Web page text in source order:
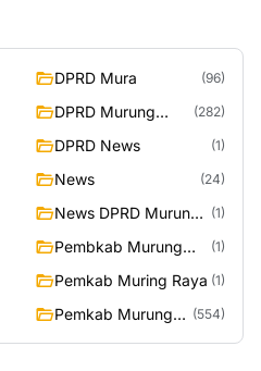
DPRD Mura (96)
DPRD Murung
Raya
(282)
DPRD News (1)
News (24)
News DPRD Murung
Raya
(1)
Pembkab Murung
Raya
(1)
Pemkab Muring Raya (1)
Pemkab Murung
(554)